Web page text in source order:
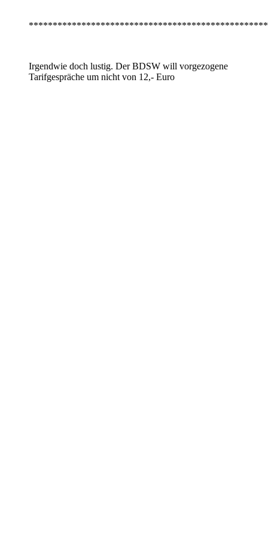
Irgendwie doch lustig. Der BDSW will vorgezogene
Tarifgespräche um nicht von 12,- Euro